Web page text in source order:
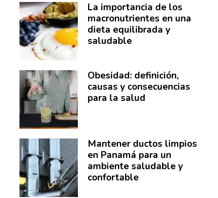
La importancia de los
macronutrientes en una
dieta equilibrada y
saludable
Obesidad: definición,
causas y consecuencias
para la salud
Mantener ductos limpios
en Panamá para un
ambiente saludable y
confortable